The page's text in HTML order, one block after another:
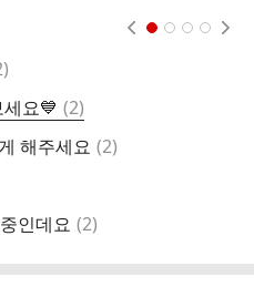
가
기
)
요💙 댓
글
(2)
해주세요 댓
(2)
인데요 댓
(2)